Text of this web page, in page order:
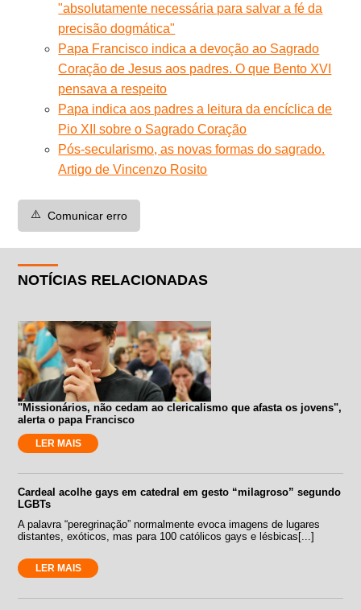
"absolutamente necessária para salvar a fé da
precisão dogmática"
Papa Francisco indica a devoção ao Sagrado
Coração de Jesus aos padres. O que Bento XVI
pensava a respeito
Papa indica aos padres a leitura da encíclica de
Pio XII sobre o Sagrado Coração
Pós-secularismo, as novas formas do sagrado.
Artigo de Vincenzo Rosito
⚠️ Comunicar erro
NOTÍCIAS RELACIONADAS
"Missionários, não cedam ao clericalismo que afasta os jovens",
alerta o papa Francisco
LER MAIS
Cardeal acolhe gays em catedral em gesto “milagroso” segundo
LGBTs
A palavra “peregrinação” normalmente evoca imagens de lugares
distantes, exóticos, mas para 100 católicos gays e lésbicas[...]
LER MAIS